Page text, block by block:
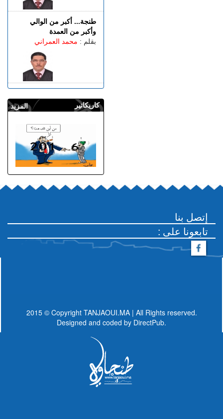
طنجة... أكبر من الوالي
وأكبر من العمدة
بقلم : محمد العمراني
المزيد كاريكاتير
إتصل بنا
: تابعونا على
2015 © Copyright TANJAOUI.MA | All Rights reserved.
Designed and coded by DirectPub.